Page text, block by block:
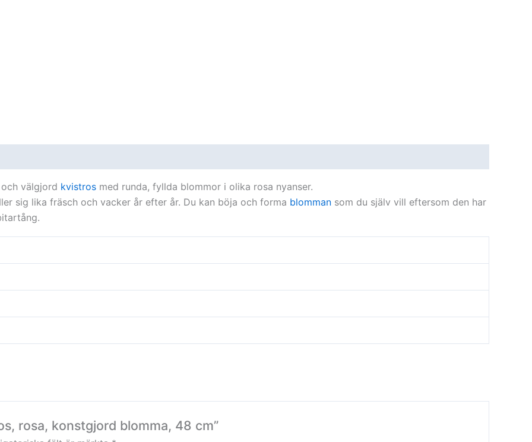
välgjord kvistros med runda, fyllda blommor i olika rosa nyanser.
sig lika fräsch och vacker år efter år. Du kan böja och forma blomman som du själv vill eftersom den har
rosa, konstgjord blomma, 48 cm”